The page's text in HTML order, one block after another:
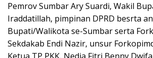
Pemrov Sumbar Ary Suardi, Wakil
Iraddatillah, pimpinan DPRD besrta
Bupati/Walikota se-Sumbar serta
Sekdakab Endi Nazir, unsur